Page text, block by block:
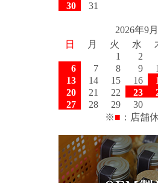
30
31
2026年9月
日
月 火 水
1
2
6
7 8 9
13
14 15 16
20
21 22 23
27
28 29
30
※■ ：店舗